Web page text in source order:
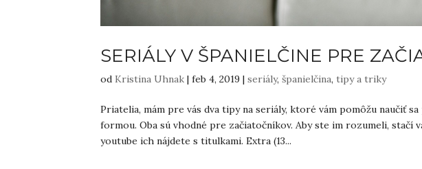
SERIÁLY V ŠPANIELČINE PRE
od Kristina Uhnak |feb 4, 2019 |seriály,španielčina,tipy a triky
Priatelia, mám pre vás dva tipy na seriály, ktoré vám pomôžu naučiť
formou. Oba sú vhodné pre začiatočníkov. Aby ste im rozumeli, stačí
youtube ich nájdete s titulkami. Extra (13...